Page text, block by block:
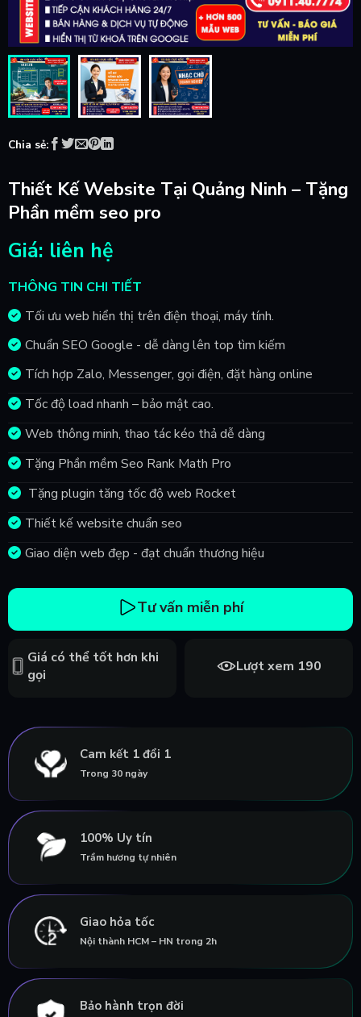
Chia sẻ:
Thiết Kế Website Tại Quảng Ninh – Tặng
Phần mềm seo pro
Giá: liên hệ
THÔNG TIN CHI TIẾT
Tối ưu web hiển thị trên điện thoại, máy tính.
Chuẩn SEO Google - dễ dàng lên top tìm kiếm
Tích hợp Zalo, Messenger, gọi điện, đặt hàng online
Tốc độ load nhanh – bảo mật cao.
Web thông minh, thao tác kéo thả dễ dàng
Tặng Phần mềm Seo Rank Math Pro
Tặng plugin tăng tốc độ web Rocket
Thiết kế website chuẩn seo
Giao diện web đẹp - đạt chuẩn thương hiệu
Tư vấn miễn phí
Giá có thể tốt hơn khi
gọi
Lượt xem 190
Cam kết 1 đổi 1
Trong 30 ngày
100% Uy tín
Trầm hương tự nhiên
Giao hỏa tốc
Nội thành HCM – HN trong 2h
Bảo hành trọn đời